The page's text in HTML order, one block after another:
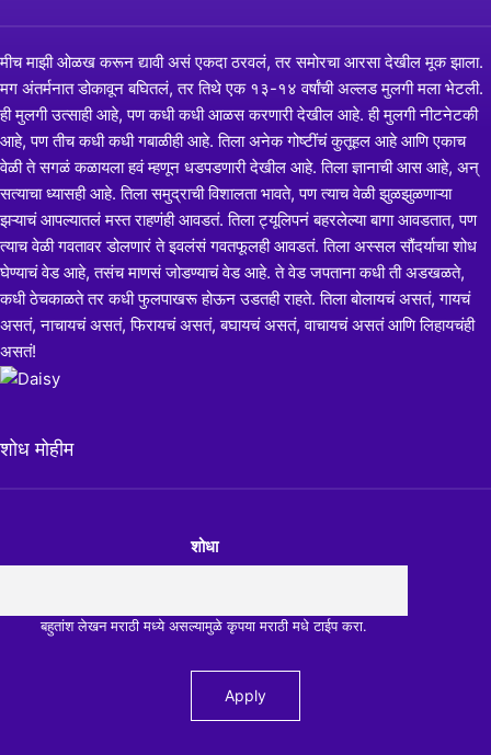
मीच माझी ओळख करून द्यावी असं एकदा ठरवलं, तर समोरचा आरसा देखील मूक झाला.
मग अंतर्मनात डोकावून बघितलं, तर तिथे एक १३-१४ वर्षांची अल्लड मुलगी मला भेटली.
ही मुलगी उत्साही आहे, पण कधी कधी आळस करणारी देखील आहे. ही मुलगी नीटनेटकी
आहे, पण तीच कधी कधी गबाळीही आहे. तिला अनेक गोष्टींचं कुतूहल आहे आणि एकाच
वेळी ते सगळं कळायला हवं म्हणून धडपडणारी देखील आहे. तिला ज्ञानाची आस आहे, अन्
सत्याचा ध्यासही आहे. तिला समुद्राची विशालता भावते, पण त्याच वेळी झुळझुळणाऱ्या
झऱ्याचं आपल्यातलं मस्त राहणंही आवडतं. तिला ट्यूलिपनं बहरलेल्या बागा आवडतात, पण
त्याच वेळी गवतावर डोलणारं ते इवलंसं गवतफूलही आवडतं. तिला अस्सल सौंदर्याचा शोध
घेण्याचं वेड आहे, तसंच माणसं जोडण्याचं वेड आहे. ते वेड जपताना कधी ती अडखळते,
कधी ठेचकाळते तर कधी फुलपाखरू होऊन उडतही राहते. तिला बोलायचं असतं, गायचं
असतं, नाचायचं असतं, फिरायचं असतं, बघायचं असतं, वाचायचं असतं आणि लिहायचंही
असतं!
शोध मोहीम
शोधा
बहुतांश लेखन मराठी मध्ये असल्यामुळे कृपया मराठी मधे टाईप करा.